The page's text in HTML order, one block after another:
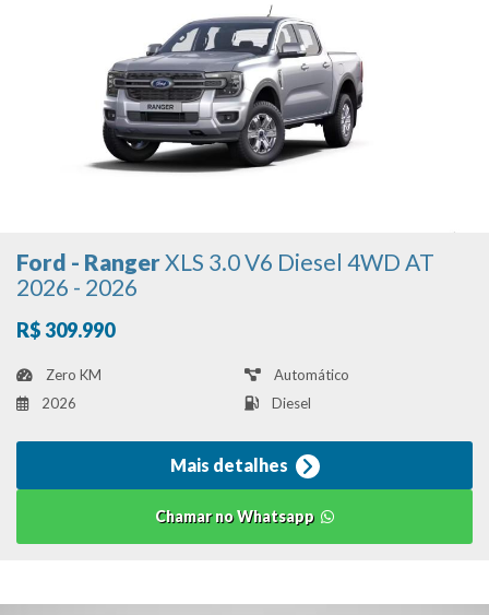
Ford - RangerXLS 3.0 V6 Diesel 4WD AT
2026 - 2026
R$ 309.990
Zero KM
Automático
2026
Diesel
Mais detalhes
Chamar no Whatsapp